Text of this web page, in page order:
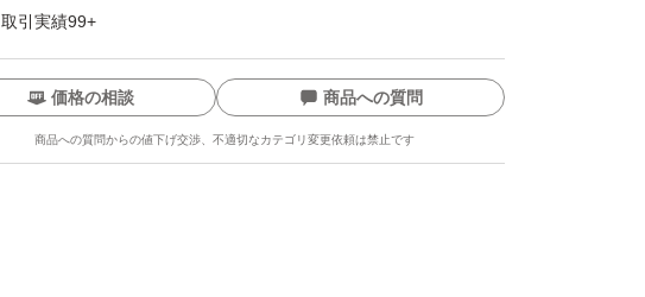
取引実績99+
価格の相談 商品への質問
商品への質問からの値下げ交渉、不適切なカテゴリ変更依頼は禁止です